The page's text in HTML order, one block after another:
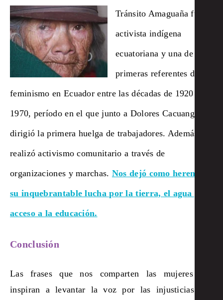
Tránsito Amaguaña fue
activista indígena
ecuatoriana y una de las
primeras referentes del
feminismo en Ecuador entre las décadas de 1920 y
1970, período en el que junto a Dolores Cacuango
dirigió la primera huelga de trabajadores. Además,
realizó activismo comunitario a través de
organizaciones y marchas. Nos dejó como herencia
su inquebrantable lucha por la tierra, el agua y el
acceso a la educación.
Conclusión
Las frases que nos comparten las mujeres nos
inspiran a levantar la voz por las injusticias que